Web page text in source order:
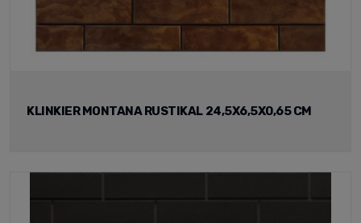
KLINKIER MONTANA RUSTIKAL 24,5X6,5X0,65 CM